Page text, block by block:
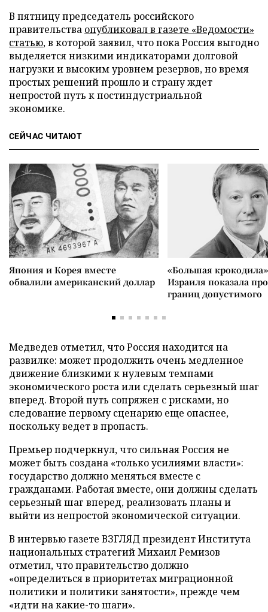
В пятницу председатель российского
правительства опубликовал в газете «Ведомости»
статью, в которой заявил, что пока Россия выгодно
выделяется низкими индикаторами долговой
нагрузки и высоким уровнем резервов, но время
простых решений прошло и страну ждет
непростой путь к постиндустриальной
экономике.
СЕЙЧАС ЧИТАЮТ
Япония и Корея вместе
обвалили американский доллар
«Большая
Израиля показала
границ допустимого
Медведев отметил, что Россия находится на
развилке: может продолжить очень медленное
движение близкими к нулевым темпами
экономического роста или сделать серьезный шаг
вперед. Второй путь сопряжен с рисками, но
следование первому сценарию еще опаснее,
поскольку ведет в пропасть.
Премьер подчеркнул, что сильная Россия не
может быть создана «только усилиями власти»:
государство должно меняться вместе с
гражданами. Работая вместе, они должны сделать
серьезный шаг вперед, реализовать планы и
выйти из непростой экономической ситуации.
В интервью газете ВЗГЛЯД президент Института
национальных стратегий Михаил Ремизов
отметил, что правительство должно
«определиться в приоритетах миграционной
политики и политики занятости», прежде чем
«идти на какие-то шаги».